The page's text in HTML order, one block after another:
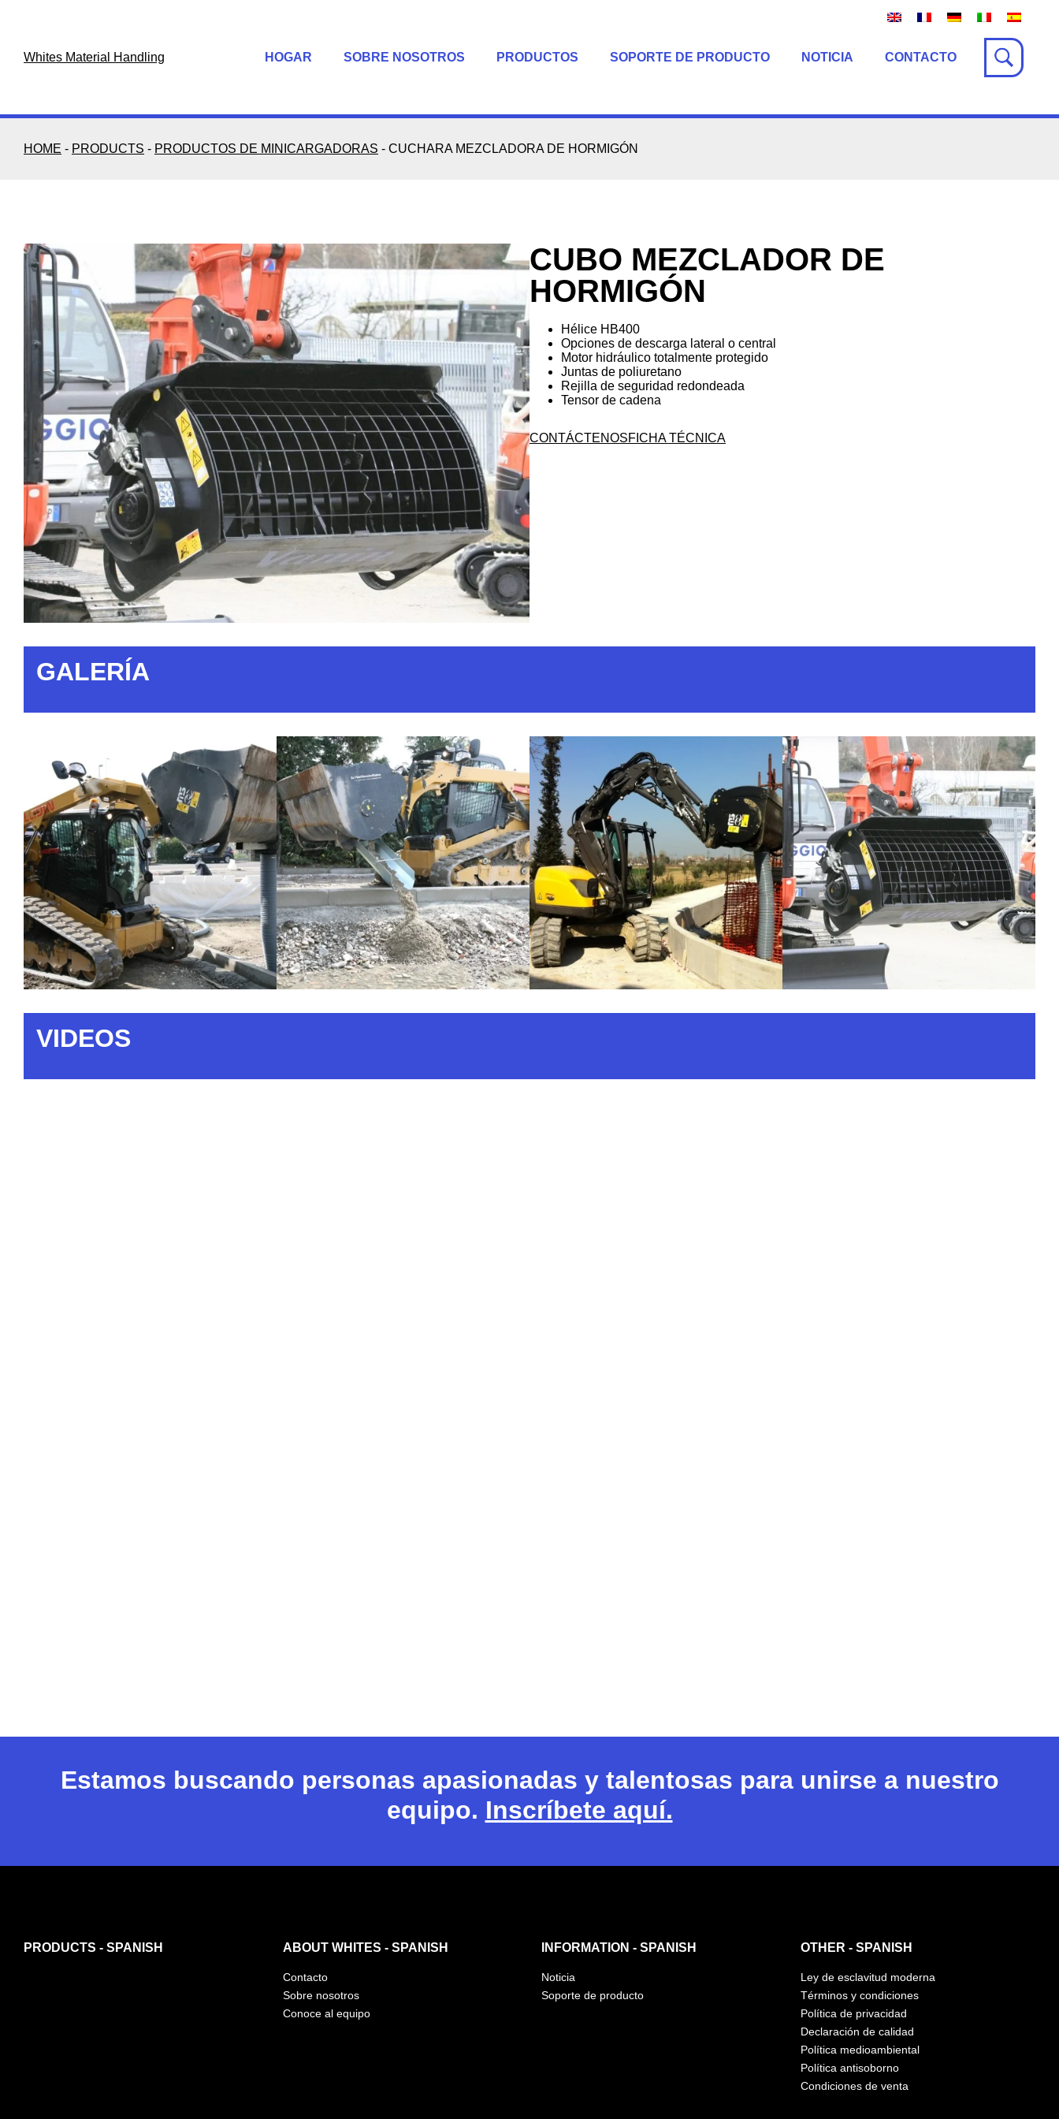
Whites Material Handling
HOGAR SOBRE NOSOTROS PRODUCTOS SOPORTE DE PRODUCTO NOTICIA CONTACTO
HOME - PRODUCTS - PRODUCTOS DE MINICARGADORAS - CUCHARA MEZCLADORA DE HORMIGÓN
CUBO MEZCLADOR DE
HORMIGÓN
Hélice HB400
Opciones de descarga lateral o central
Motor hidráulico totalmente protegido
Juntas de poliuretano
Rejilla de seguridad redondeada
Tensor de cadena
CONTÁCTENOSFICHA TÉCNICA
GALERÍA
VIDEOS
Estamos buscando personas apasionadas y talentosas para unirse a nuestro
equipo. Inscríbete aquí.
PRODUCTS - SPANISH ABOUT WHITES - SPANISH
Contacto
Sobre nosotros
Conoce al equipo
INFORMATION - SPANISH
Noticia
Soporte de producto
OTHER - SPANISH
Ley de esclavitud moderna
Términos y condiciones
Política de privacidad
Declaración de calidad
Política medioambiental
Política antisoborno
Condiciones de venta